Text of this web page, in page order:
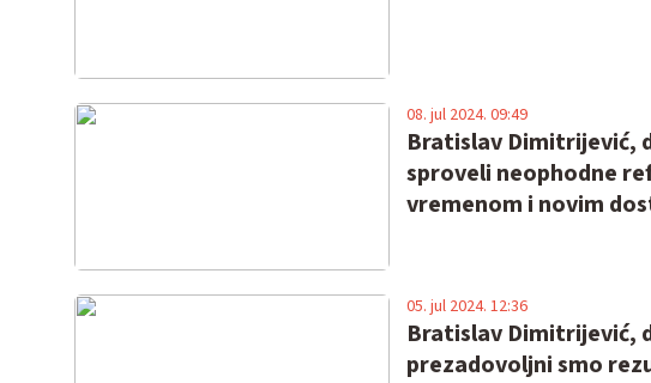
Bratislav Dimitrijević,
sproveli neophodne
vremenom i novim
08. jul 2024. 09:49
Bratislav Dimitrijević,
prezadovoljni smo
05. jul 2024. 12:36